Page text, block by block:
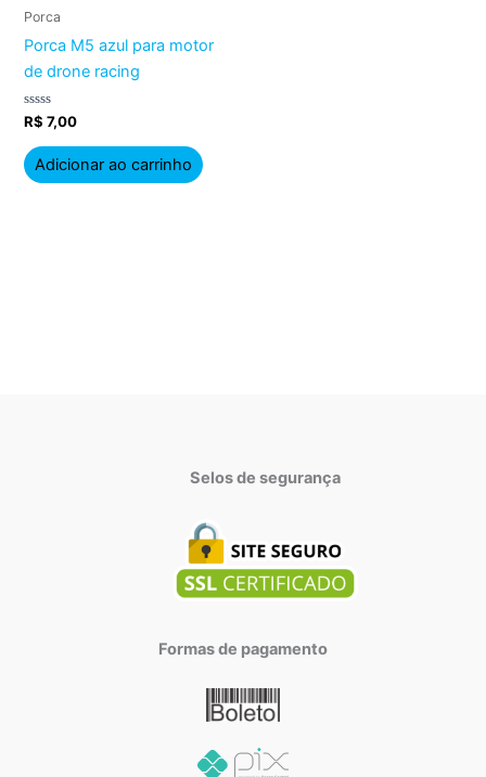
Porca
Porca M5 azul para motor
de drone racing
Avaliação
de
5
R$ 7,00
Adicionar ao carrinho
Selos de segurança
Formas de pagamento